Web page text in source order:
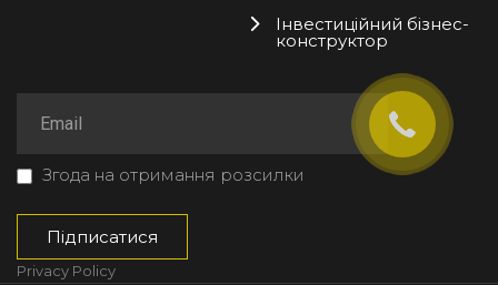
Інвестиційний бізнес-
конструктор
Згода на отримання розсилки
Privacy Policy